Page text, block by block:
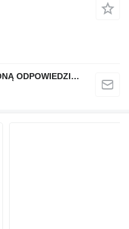
QINDITO SPÓŁKA Z OGRANICZONĄ ODPOWIEDZIALNOŚCIĄ